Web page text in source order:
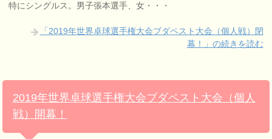
特にシングルス。男子張本選手、女・・・
「2019年世界卓球選手権大会ブダペスト大会（個人戦）閉
幕！」の続きを読む
2019年世界卓球選手権大会ブダペスト大会（個人
戦）開幕！